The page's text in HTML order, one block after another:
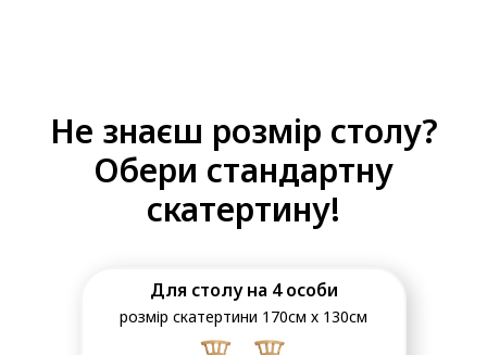
Не знаєш розмір столу?
Обери стандартну
скатертину!
Для столу на 4 особи
розмір скатертини 170см х 130см